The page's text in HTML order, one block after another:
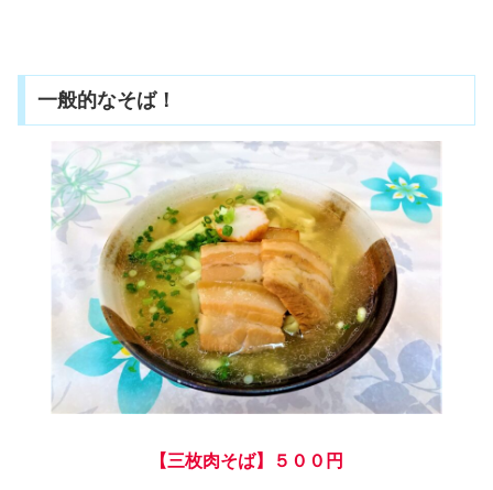
一般的なそば！
【三枚肉そば】５００円